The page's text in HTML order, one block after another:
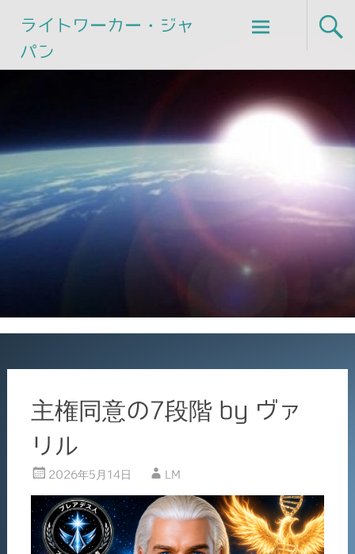
ライトワーカー・ジャ
パン
Skip
to
主権同意の7段階 by ヴァ
リル
2026年5月14日 LM